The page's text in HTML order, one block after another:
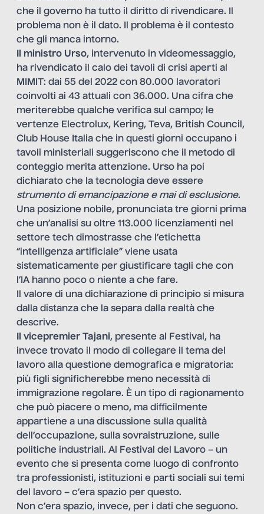
che il governo ha tutto il diritto di rivendicare. Il
problema non è il dato. Il problema è il contesto
che gli manca intorno.
Il ministro Urso, intervenuto in videomessaggio,
ha rivendicato il calo dei tavoli di crisi aperti al
MIMIT: dai 55 del 2022 con 80.000 lavoratori
coinvolti ai 43 attuali con 36.000. Una cifra che
meriterebbe qualche verifica sul campo; le
vertenze Electrolux, Kering, Teva, British Council,
Club House Italia che in questi giorni occupano i
tavoli ministeriali suggeriscono che il metodo di
conteggio merita attenzione. Urso ha poi
dichiarato che la tecnologia deve essere
strumento di emancipazione e mai di esclusione.
Una posizione nobile, pronunciata tre giorni prima
che un’analisi su oltre 113.000 licenziamenti nel
settore tech dimostrasse che l’etichetta
“intelligenza artificiale” viene usata
sistematicamente per giustificare tagli che con
l’IA hanno poco o niente a che fare.
Il valore di una dichiarazione di principio si misura
dalla distanza che la separa dalla realtà che
descrive.
Il vicepremier Tajani, presente al Festival, ha
invece trovato il modo di collegare il tema del
lavoro alla questione demografica e migratoria:
più figli significherebbe meno necessità di
immigrazione regolare. È un tipo di ragionamento
che può piacere o meno, ma difficilmente
appartiene a una discussione sulla qualità
dell’occupazione, sulla sovraistruzione, sulle
politiche industriali. Al Festival del Lavoro – un
evento che si presenta come luogo di confronto
tra professionisti, istituzioni e parti sociali sui temi
del lavoro – c’era spazio per questo.
Non c’era spazio, invece, per i dati che seguono.